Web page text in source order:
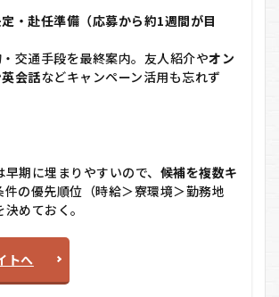
・赴任準備（応募から約1週間が目
交通手段を最終案内。友人紹介やオン
会話などキャンペーン活用も忘れず
早期に埋まりやすいので、 候補を複数キ
件の優先順位（時給＞寮環境＞勤務地
めておく。
トへ